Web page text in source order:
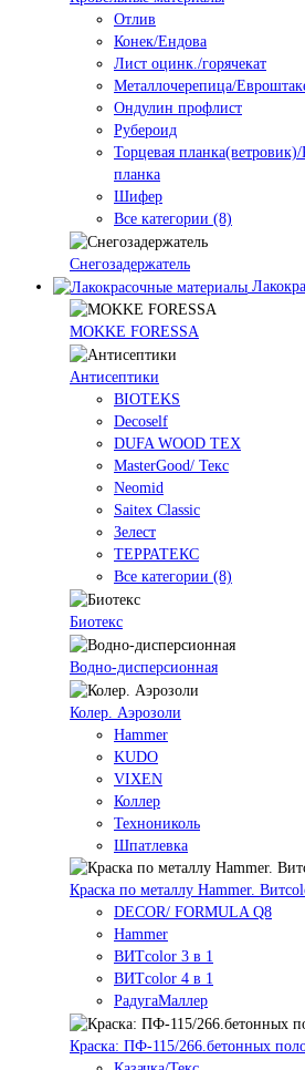
Отлив
Конек/Ендова
Лист оцинк./горячекат
Металлочерепица/
Ондулин профлист
Рубероид
Торцевая
планка
Шифер
Все категории (8)
Снегозадержатель
MOKKE FORESSA
Антисептики
BIOTEKS
Decoself
DUFA WOOD TEX
MasterGood/ Текс
Neomid
Saitex Classic
Зелест
ТЕРРАТЕКС
Все категории (8)
Биотекс
Водно-дисперсионная
Колер. Аэрозоли
Hammer
KUDO
VIXEN
Коллер
Технониколь
Шпатлевка
Краска по металлу Hammer.
DECOR/ FORMULA Q8
Hammer
ВИТcolor 3 в 1
ВИТcolor 4 в 1
РадугаМаллер
Краска: ПФ-115/266.бетонных